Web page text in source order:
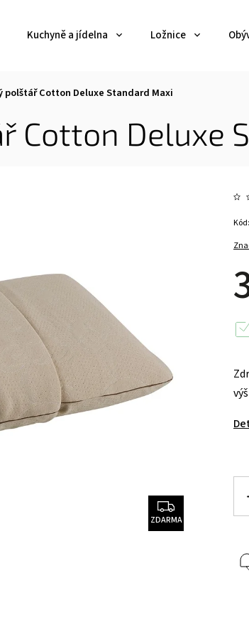
Kuchyně a jídelna Ložnice
polštář Cotton Deluxe Standard Maxi
Cotton Deluxe
ZDARMA
Kód: